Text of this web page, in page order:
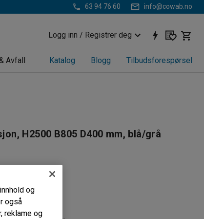
63 94 76 60 info@cowab.no
Logg inn / Registrer deg
Avfall Katalog Blogg Tilbudsforespørsel
H2500 B805 D400 mm, blå/grå
og
også
reklame og